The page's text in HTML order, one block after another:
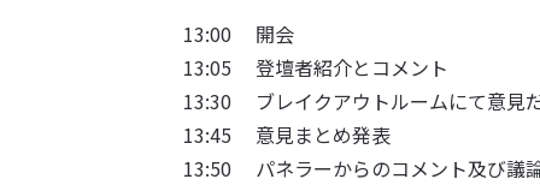
13:00 開会
13:05 登壇者紹介とコメント
13:30 ブレイクアウトルームにて意見
13:45 意見まとめ発表
13:50 パネラーからのコメント及び議